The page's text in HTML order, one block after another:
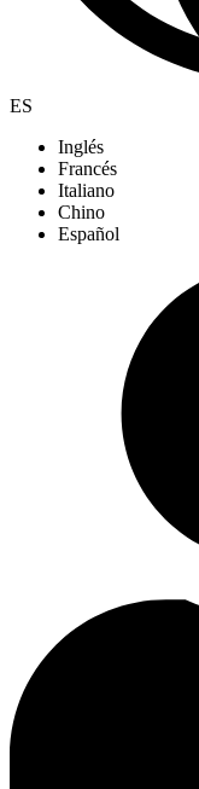
ES
Inglés
Francés
Italiano
Chino
Español